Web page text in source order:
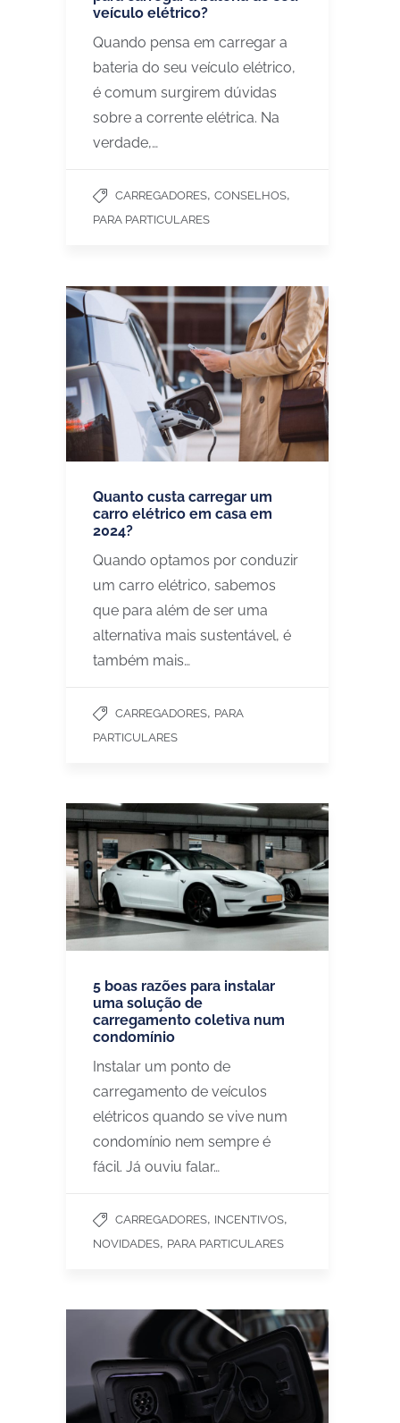
veículo elétrico?
Quando pensa em carregar a
bateria do seu veículo elétrico,
é comum surgirem dúvidas
sobre a corrente elétrica. Na
verdade,…
CARREGADORES, CONSELHOS,
PARA PARTICULARES
Quanto custa carregar um
carro elétrico em casa em
2024?
Quando optamos por conduzir
um carro elétrico, sabemos
que para além de ser uma
alternativa mais sustentável, é
também mais…
CARREGADORES, PARA
PARTICULARES
5 boas razões para instalar
uma solução de
carregamento coletiva num
condomínio
Instalar um ponto de
carregamento de veículos
elétricos quando se vive num
condomínio nem sempre é
fácil. Já ouviu falar…
CARREGADORES, INCENTIVOS,
NOVIDADES, PARA PARTICULARES